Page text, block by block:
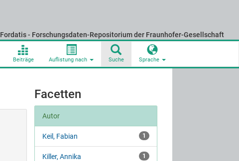
Fordatis - Forschungsdaten-Repositorium der Fraunhofer-Gesellschaft
Beiträge Auflistung nach Suche Sprache
Facetten
Autor
1
Keil, Fabian
1
Killer, Annika